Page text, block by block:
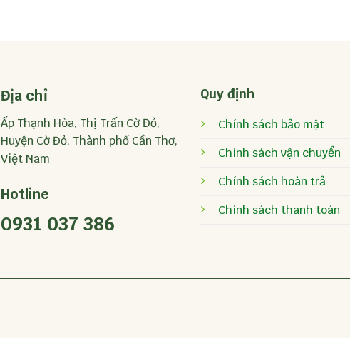
Địa chỉ
Ấp Thạnh Hòa, Thị Trấn Cờ Đỏ,
Huyện Cờ Đỏ, Thành phố Cần Thơ,
Việt Nam
Hotline
0931 037 386
Quy định
Chính sách bảo mật
Chính sách vận chuyển
Chính sách hoàn trả
Chính sách thanh toán